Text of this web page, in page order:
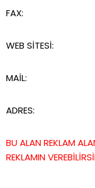
FAX:
WEB SİTESİ:
MAİL:
ADRES:
BU ALAN REKLAM
REKLAMIN